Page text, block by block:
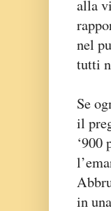
alla
nel
tutti
Se
il
‘900
in